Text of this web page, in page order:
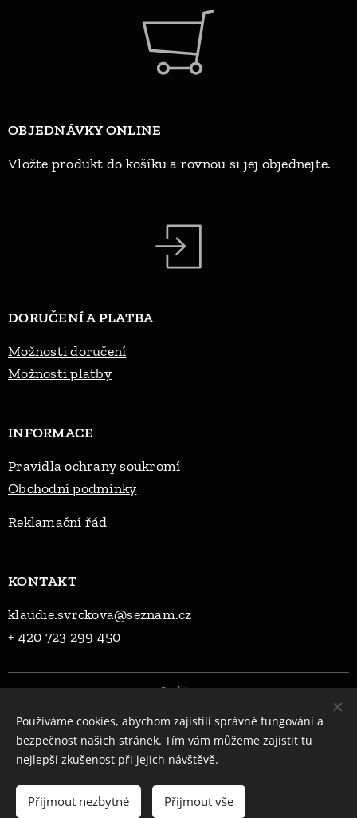
Do košíku
OBJEDNÁVKY ONLINE
Vložte produkt do košíku a rovnou si jej objednejte.
DORUČENÍ A PLATBA
Možnosti doručení
Možnosti platby
INFORMACE
Pravidla ochrany soukromí
Obchodní podmínky
Reklamační řád
KONTAKT
klaudie.svrckova@seznam.cz
+ 420 723 299 450
Cookies
Jazyky
Čeština
English
Používáme cookies, abychom zajistili správné fungování a
bezpečnost našich stránek. Tím vám můžeme zajistit tu
nejlepší zkušenost při jejich návštěvě.
Přijmout nezbytné Přijmout vše